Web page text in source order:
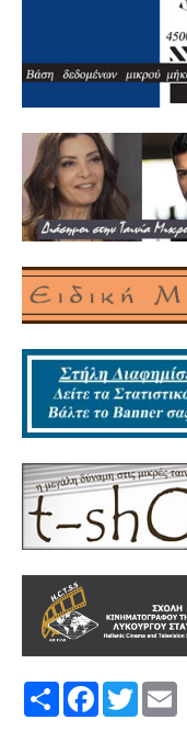
Share FacebookTwitter